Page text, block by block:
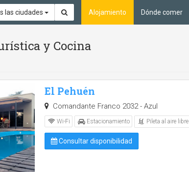
las ciudades Alojamiento Dónde comer
y Cocina
El Pehuén
Comandante Franco 2032 - Azul
Wi-Fi Estacionamiento Pileta al aire libre
Consultar disponibilidad